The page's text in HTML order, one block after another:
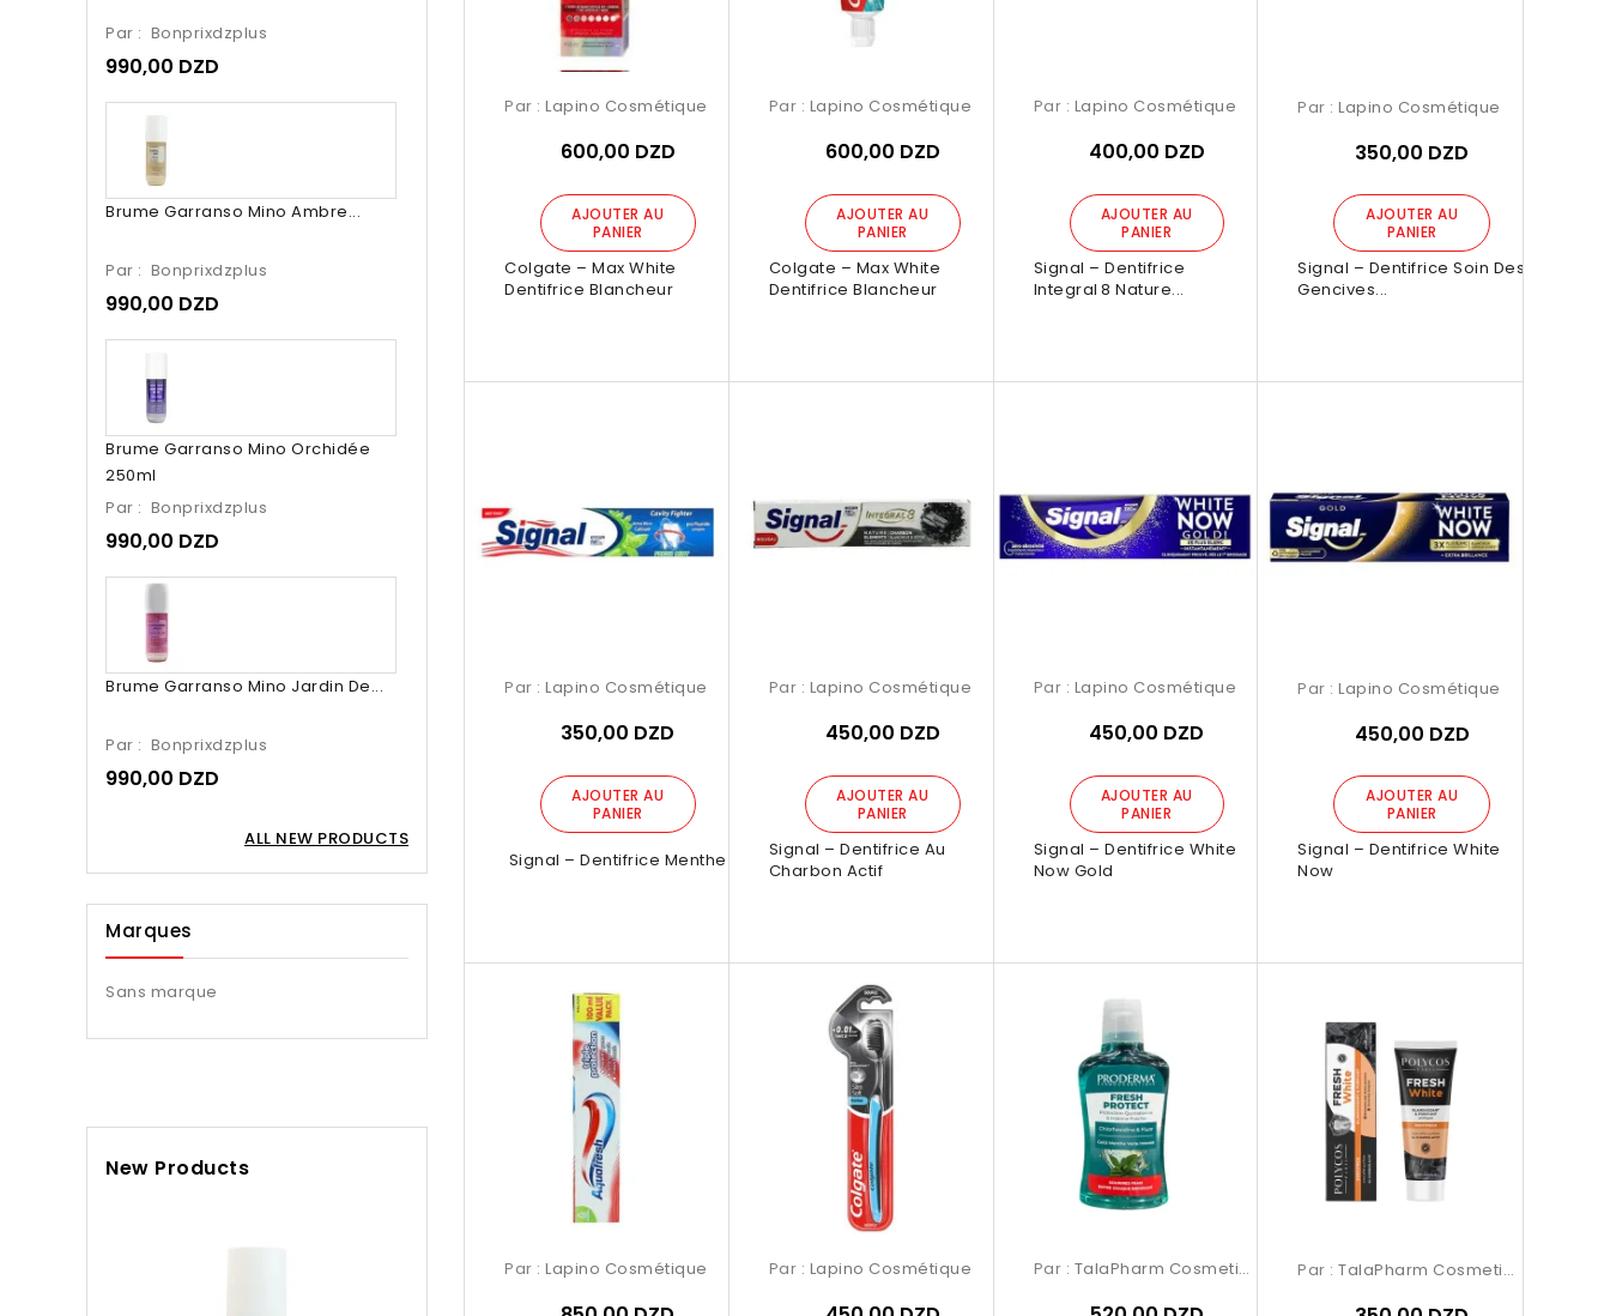
Par : Bonprixdzplus
990,00 DZD
Brume Garranso Mino Ambre...
Par : Bonprixdzplus
990,00 DZD
Brume Garranso Mino Orchidée
250ml
Par : Bonprixdzplus
990,00 DZD
Brume Garranso Mino Jardin De...
Par : Bonprixdzplus
990,00 DZD
ALL NEW PRODUCTS
Marques
Sans marque
New Products
Brume Garranso Mino Orchidée
Brume Garranso Mino Jardin De
Colgate – Max White
Dentifrice Blancheur
Par : Lapino Cosmétique
600,00 DZD
AJOUTER AU
PANIER
Colgate – Max White
Dentifrice Blancheur
Par : Lapino Cosmétique
600,00 DZD
AJOUTER AU
PANIER
Signal – Dentifrice
Integral 8 Nature...
Par : Lapino Cosmétique
400,00 DZD
AJOUTER AU
PANIER
Signal – Dentifrice Soin Des
Gencives...
Par :Lapino Cosmétique
350,00 DZD
AJOUTER AU
PANIER
Signal – Dentifrice Menthe
Par : Lapino Cosmétique
350,00 DZD
AJOUTER AU
PANIER
Signal – Dentifrice Au
Charbon Actif
Par : Lapino Cosmétique
450,00 DZD
AJOUTER AU
PANIER
Signal – Dentifrice White
Now Gold
Par : Lapino Cosmétique
450,00 DZD
AJOUTER AU
PANIER
Signal – Dentifrice White
Now
Par :Lapino Cosmétique
450,00 DZD
AJOUTER AU
PANIER
Par : Lapino Cosmétique Par : Lapino Cosmétique Par : TalaPharm Cosmetics Par : TalaPharm Cosmetics